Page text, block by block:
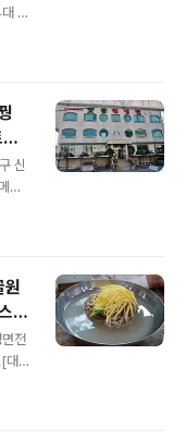
지전
.
밀
물
툭
신
밀
어]
할
는
다.​
은
원
전
대
아